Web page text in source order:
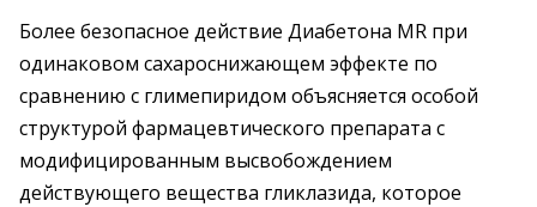
Более безопасное действие Диабетона MR при
одинаковом сахароснижающем эффекте по
сравнению с глимепиридом объясняется особой
структурой фармацевтического препарата с
модифицированным высвобождением
действующего вещества гликлазида, которое